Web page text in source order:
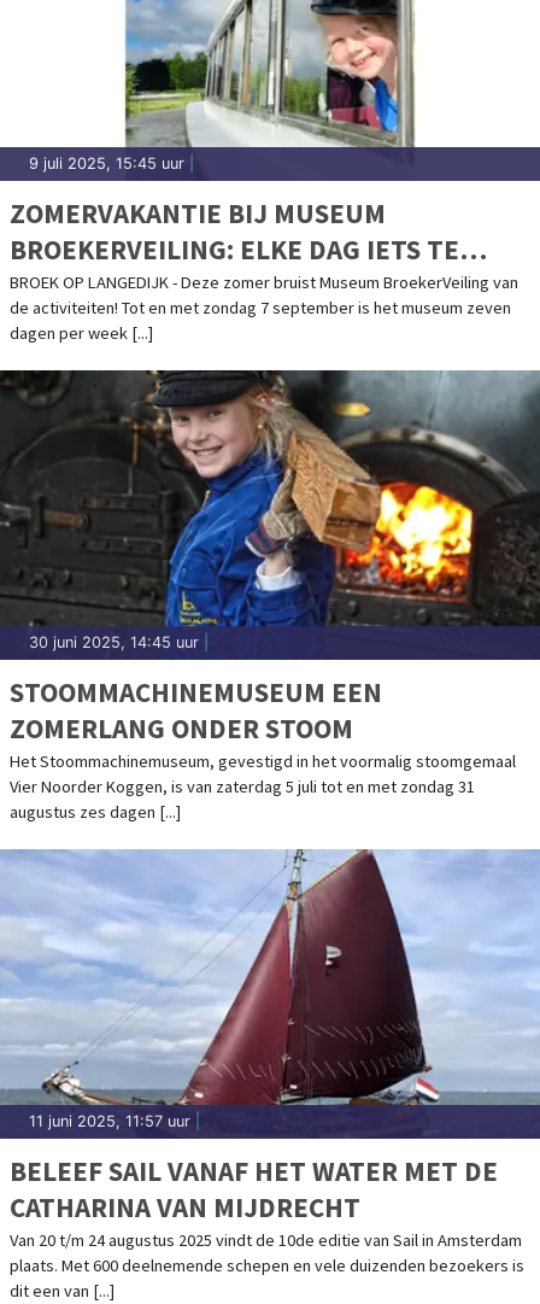
9 juli 2025, 15:45 uur
ZOMERVAKANTIE BIJ MUSEUM
BROEKERVEILING: ELKE DAG IETS TE
BELEVEN!
BROEK OP LANGEDIJK - Deze zomer bruist Museum BroekerVeiling van
de activiteiten! Tot en met zondag 7 september is het museum zeven
dagen per week [...]
30 juni 2025, 14:45 uur
STOOMMACHINEMUSEUM EEN
ZOMERLANG ONDER STOOM
Het Stoommachinemuseum, gevestigd in het voormalig stoomgemaal
Vier Noorder Koggen, is van zaterdag 5 juli tot en met zondag 31
augustus zes dagen [...]
11 juni 2025, 11:57 uur
BELEEF SAIL VANAF HET WATER MET DE
CATHARINA VAN MIJDRECHT
Van 20 t/m 24 augustus 2025 vindt de 10de editie van Sail in Amsterdam
plaats. Met 600 deelnemende schepen en vele duizenden bezoekers is
dit een van [...]